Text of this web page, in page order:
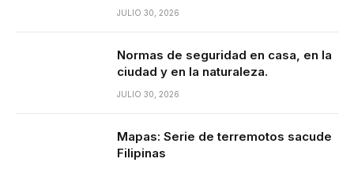
JULIO 30, 2026
Normas de seguridad en casa, en la
ciudad y en la naturaleza.
JULIO 30, 2026
Mapas: Serie de terremotos sacude
Filipinas